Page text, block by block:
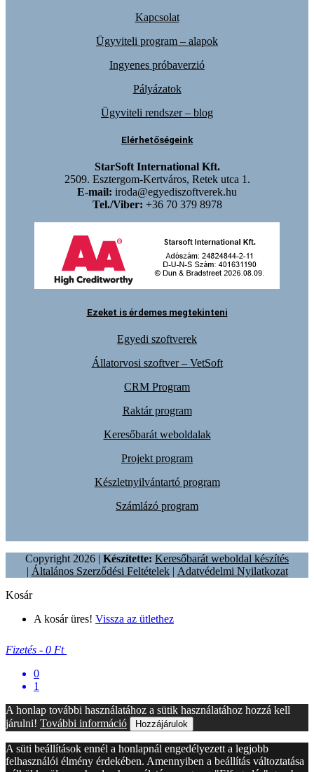
Kapcsolat
Ügyviteli program – alapok
Ingyenes próbaverzió
Pályázatok
Ügyviteli rendszer – blog
Elérhetőségeink
StarSoft International Kft.
2509. Esztergom-Kertváros, Retek utca 1.
E-mail: iroda@egyediszoftverek.hu
Tel./Viber: +36 70 379 8978
Ezeket is érdemes megtekinteni
Egyedi szoftverek
Állatorvosi szoftver – VetSoft
CRM Program
Raktár program
Keresőbarát weboldalak
Projekt program
Készletnyilvántartó program
Számlázó program
Copyright 2026 | Készítette: Keresőbarát weboldal készítés
| Általános Szerződési Feltételek| Adatvédelmi Nyilatkozat
Kosár
A kosár üres! Vissza az ütlethez
Fizetés - 0 Ft
0
1
A honlap további használatához a sütik használatához hozzá kell
járulni! További információ Hozzájárulok
A süti beállítások ennél a honlapnál engedélyezett a legjobb
felhasználói élmény érdekében. Amennyiben a beállítás változtatása